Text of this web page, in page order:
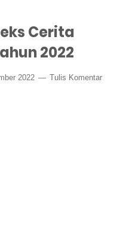
Cerita
2022
2022 Tulis Komentar